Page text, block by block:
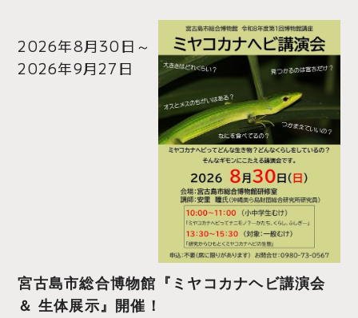
2026年8月30日 ～
2026年9月27日
宮古島市総合博物館『ミヤコカナヘビ講演会
＆ 生体展示』開催！